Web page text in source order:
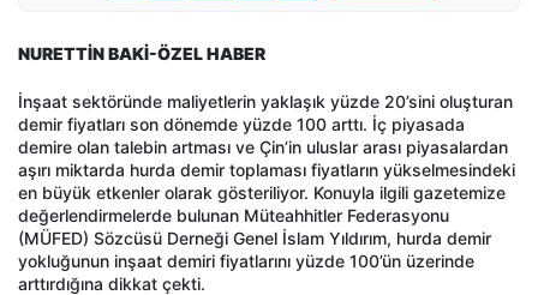
NURETTİN BAKİ-ÖZEL HABER
İnşaat sektöründe maliyetlerin yaklaşık yüzde 20’sini oluşturan
demir fiyatları son dönemde yüzde 100 arttı. İç piyasada
demire olan talebin artması ve Çin’in uluslar arası piyasalardan
aşırı miktarda hurda demir toplaması fiyatların yükselmesindeki
en büyük etkenler olarak gösteriliyor. Konuyla ilgili gazetemize
değerlendirmelerde bulunan Müteahhitler Federasyonu
(MÜFED) Sözcüsü Derneği Genel İslam Yıldırım, hurda demir
yokluğunun inşaat demiri fiyatlarını yüzde 100’ün üzerinde
arttırdığına dikkat çekti.